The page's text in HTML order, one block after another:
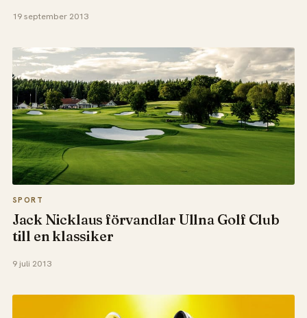
19 september 2013
SPORT
Jack Nicklaus förvandlar Ullna Golf Club
till en klassiker
9 juli 2013